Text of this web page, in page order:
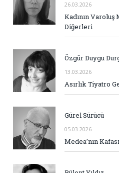
26.03.2026
Kadının
Diğerleri
Özgür Duygu
13.03.2026
Asırlık Tiyatro
Gürel Sürücü
05.03.2026
Medea’nın